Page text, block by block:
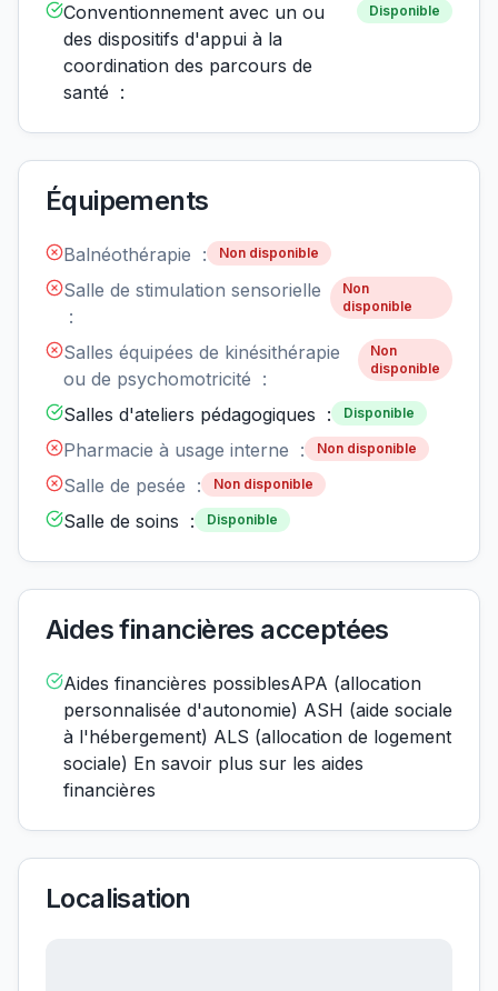
Conventionnement avec un ou
des dispositifs d'appui à la
coordination des parcours de
santé :
Disponible
Équipements
Balnéothérapie : Non disponible
Salle de stimulation sensorielle
:
Non
disponible
Salles équipées de kinésithérapie
ou de psychomotricité :
Non
disponible
Salles d'ateliers pédagogiques : Disponible
Pharmacie à usage interne : Non disponible
Salle de pesée : Non disponible
Salle de soins : Disponible
Aides financières acceptées
Aides financières possiblesAPA (allocation
personnalisée d'autonomie) ASH (aide sociale
à l'hébergement) ALS (allocation de logement
sociale) En savoir plus sur les aides
financières
Localisation